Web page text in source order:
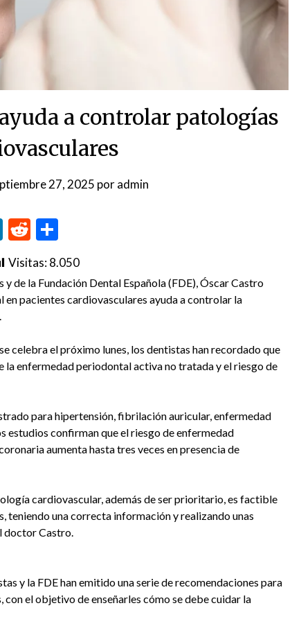
a controlar patologías
27, 2025 poradmin
LinkedIn
Reddit
Visitas:8.050
de la Fundación Dental Española (FDE), Óscar Castro
en pacientes cardiovasculares ayuda a controlar la
celebra el próximo lunes, los dentistas han recordado que
enfermedad periodontal activa no tratada y el riesgo de
para hipertensión, fibrilación auricular, enfermedad
estudios confirman que el riesgo de enfermedad
aumenta hasta tres veces en presencia de
cardiovascular, además de ser prioritario, es factible
teniendo una correcta información y realizando unas
doctor Castro.
y la FDE han emitido una serie de recomendaciones para
el objetivo de enseñarles cómo se debe cuidar la